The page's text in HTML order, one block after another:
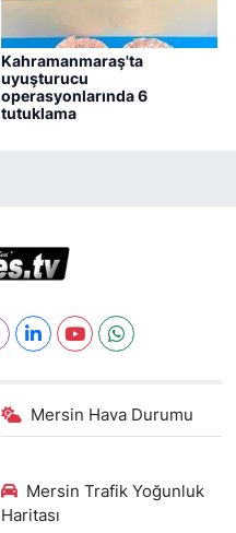
Kahramanmaraş'ta
uyuşturucu
operasyonlarında 6
tutuklama
Mersin Hava Durumu
Mersin Trafik Yoğunluk
Haritası